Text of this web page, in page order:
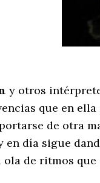
y otros
que en
de otra
día sigue
de ritmos que